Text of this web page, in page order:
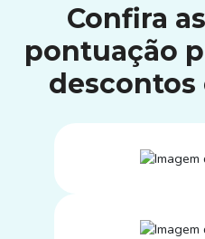
Confira
pontuação